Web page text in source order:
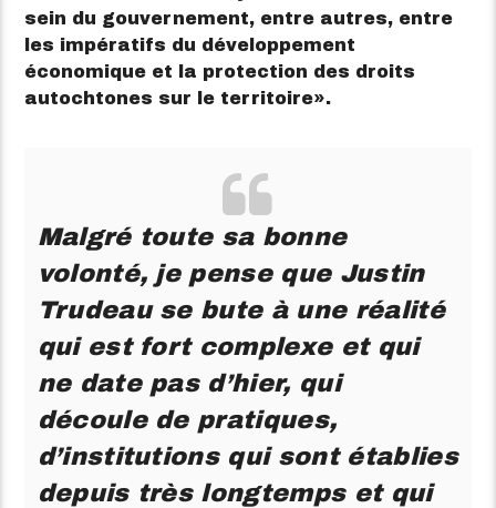
sein du gouvernement, entre autres, entre
les impératifs du développement
économique et la protection des droits
autochtones sur le territoire
.
Malgré toute sa bonne
volonté, je pense que Justin
Trudeau se bute à une réalité
qui est fort complexe et qui
ne date pas d’hier, qui
découle de pratiques,
d’institutions qui sont établies
depuis très longtemps et qui